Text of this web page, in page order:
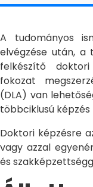
A tudományos
elvégzése után, a
felkészítő
fokozat
(DLA) van
többciklusú képzés
Doktori képzésre
vagy azzal
és